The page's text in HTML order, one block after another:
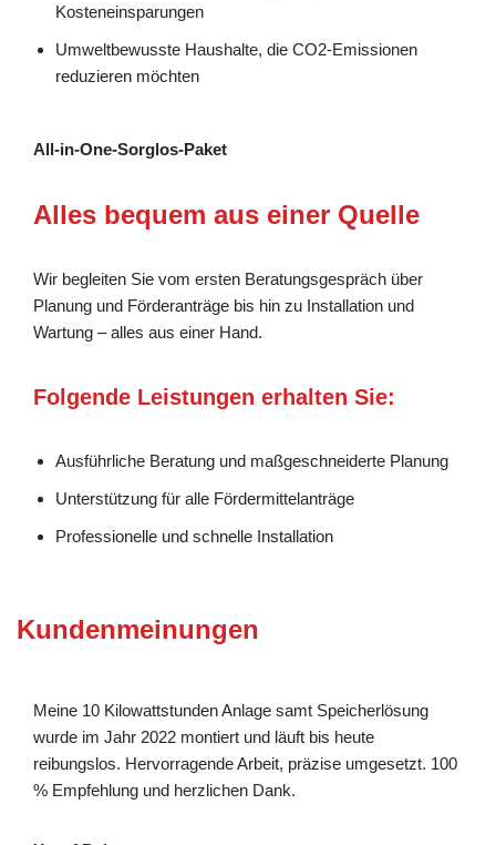
Kosteneinsparungen
Umweltbewusste Haushalte, die CO2-Emissionen
reduzieren möchten
All-in-One-Sorglos-Paket
Alles bequem aus einer Quelle
Wir begleiten Sie vom ersten Beratungsgespräch über
Planung und Förderanträge bis hin zu Installation und
Wartung – alles aus einer Hand.
Folgende Leistungen erhalten Sie:
Ausführliche Beratung und maßgeschneiderte Planung
Unterstützung für alle Fördermittelanträge
Professionelle und schnelle Installation
Kundenmeinungen
Meine 10 Kilowattstunden Anlage samt Speicherlösung
wurde im Jahr 2022 montiert und läuft bis heute
reibungslos. Hervorragende Arbeit, präzise umgesetzt. 100
% Empfehlung und herzlichen Dank.